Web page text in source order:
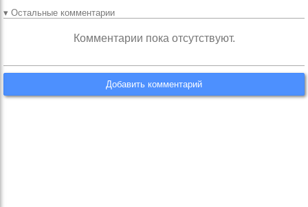
▾ Остальные комментарии
Комментарии пока отсутствуют.
Добавить комментарий